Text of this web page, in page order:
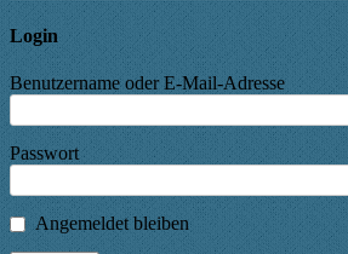
Login
Benutzername oder E-Mail-Adresse
Passwort
Angemeldet bleiben